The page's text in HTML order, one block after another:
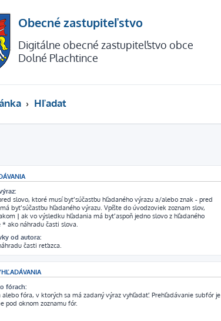
Obecné zastupiteľstvo
Digitálne obecné zastupiteľstvo obce
Dolné Plachtince
Hľadať
slovo, ktoré musí byť súčasťou hľadaného výrazu a/alebo znak - pred
byť súčasťou hľadaného výrazu. Vpíšte do úvodzoviek zoznam slov,
| ak vo výsledku hľadania má byť aspoň jedno slovo z hľadaného
* ako náhradu časti slova.
od autora:
časti reťazca.
fórach:
fóra, v ktorých sa má zadaný výraz vyhľadať. Prehľadávanie subfór je
pod oknom zoznamu fór.